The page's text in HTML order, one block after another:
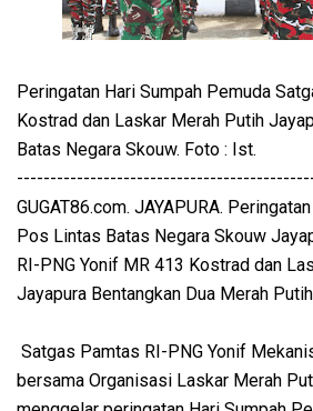
Peringatan Hari Sumpah Pemuda
Kostrad dan Laskar Merah Putih
Batas Negara Skouw. Foto : Ist.
GUGAT86.com. JAYAPURA.
Pos Lintas Batas Negara Skouw
RI-PNG Yonif MR 413 Kostrad dan
Jayapura Bentangkan Dua Merah Putih
Satgas Pamtas RI-PNG Yonif
bersama Organisasi Laskar Merah